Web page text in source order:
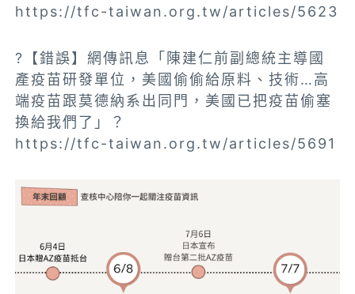
https://tfc-taiwan.org.tw/articles/5623
?【錯誤】網傳訊息「陳建仁前副總統主導國
產疫苗研發單位，美國偷偷給原料、技術…高
端疫苗跟莫德納系出同門，美國已把疫苗偷塞
換給我們了」？
https://tfc-taiwan.org.tw/articles/5691